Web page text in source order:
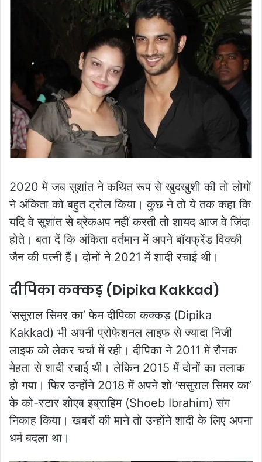
2020 में जब सुशांत ने कथित रूप से खुदखुशी की तो लोगों
ने अंकिता को बहुत ट्रोल किया। कुछ ने तो ये तक कहा कि
यदि वे सुशांत से ब्रेकअप नहीं करती तो शायद आज वे जिंदा
होते। बता दें कि अंकिता वर्तमान में अपने बॉयफ्रेंड विक्की
जैन की पत्नी हैं। दोनों ने 2021 में शादी रचाई थी।
दीपिका कक्कड़ (Dipika Kakkad)
‘ससुराल सिमर का’ फेम दीपिका कक्कड़ (Dipika
Kakkad) भी अपनी प्रोफेशनल लाइफ से ज्यादा निजी
लाइफ को लेकर चर्चा में रही। दीपिका ने 2011 में रौनक
मेहता से शादी रचाई थी। लेकिन 2015 में दोनों का तलाक
हो गया। फिर उन्होंने 2018 में अपने शो ‘ससुराल सिमर का’
के को-स्टार शोएब इब्राहिम (Shoeb Ibrahim) संग
निकाह किया। खबरों की माने तो उन्होंने शादी के लिए अपना
धर्म बदला था।